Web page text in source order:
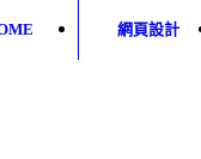
網頁設計